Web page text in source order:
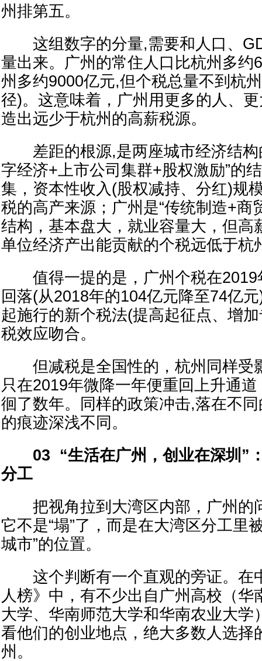
州排第五。
这组数字的分量,需要和人口、
量出来。广州的常住人口比杭州多约
州多约9000亿元,但个税总量不到杭
径)。这意味着，广州用更多的人、
造出远少于杭州的高薪税源。
差距的根源,是两座城市经济结构
字经济+上市公司集群+股权激励”的
集，资本性收入(股权减持、分红)规
税的高产来源；广州是“传统制造+商
结构，基本盘大，就业容量大，但高
单位经济产出能贡献的个税远低于杭
值得一提的是，广州个税在2019
回落(从2018年的104亿元降至74亿
起施行的新个税法(提高起征点、增
税效应吻合。
但减税是全国性的，杭州同样受
只在2019年微降一年便重回上升通
徊了数年。同样的政策冲击,落在不
的痕迹深浅不同。
03 “生活在广州，创业在深圳”
分工
把视角拉到大湾区内部，广州的
它不是“塌”了，而是在大湾区分工里
城市”的位置。
这个判断有一个直观的旁证。在
人榜》中，有不少出自广州高校（华
大学、华南师范大学和华南农业大学
看他们的创业地点，绝大多数人选择
州。